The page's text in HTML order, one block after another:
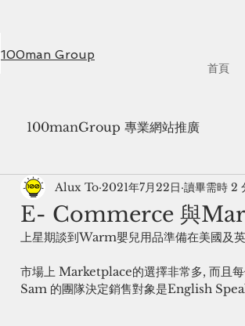
100man Group
首頁
100manGroup 專業網站推廣
E- Commerce 與
Alux To 2021年7月22日 讀畢需時 2
上星期談到Warm嬰兒用品準備在美國
市場上 Marketplace的選擇非常多, 而且
Sam 的團隊決定銷售對象是English